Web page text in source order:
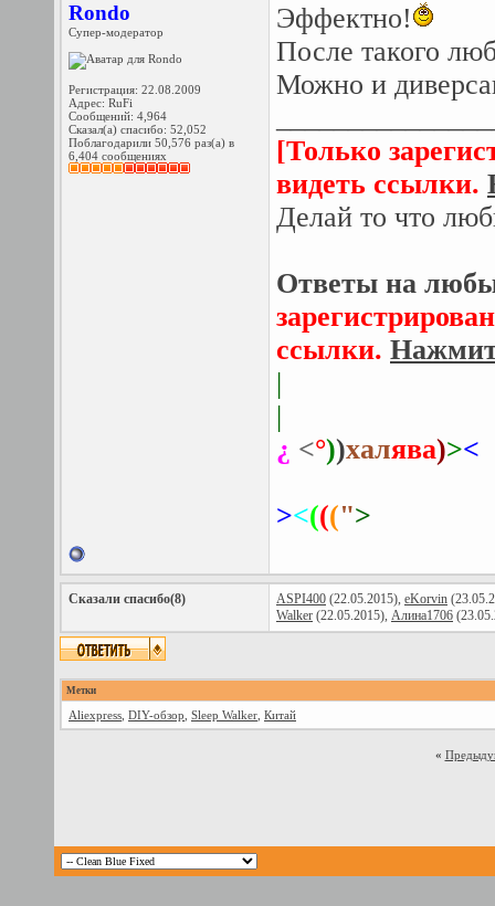
Rondo
Супер-модератор
Регистрация: 22.08.2009
Адрес: RuFi
Сообщений: 4,964
Сказал(а) спасибо: 52,052
Поблагодарили 50,576 раз(а) в
6,404 сообщениях
Эффектно!
После такого
Можно и
[Только
видеть ссылки.
Делай то что
Ответы на
ссылки.
|
|
¿ <°))халява)><
><(((">
Сказали спасибо(8) ASPI400 (22.05.2015), eKorvin
Walker (22.05.2015), Алина1706
Метки
Aliexpress DIY-обзор Sleep Walker Китай
«